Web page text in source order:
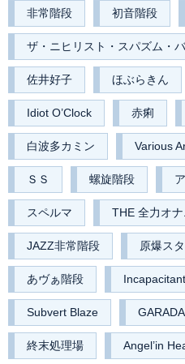
非常階段 初音階段
ザ・ニヒリスト・スパズム・
佐井好子 ほぶらきん
Idiot O’Clock 赤痢
白波多カミン Various
ＳＳ 螺旋階段
スペルマ THE 全力オ
JAZZ非常階段 原爆ス
あヴぁ階段
Subvert Blaze
終末処理場 Angel’in